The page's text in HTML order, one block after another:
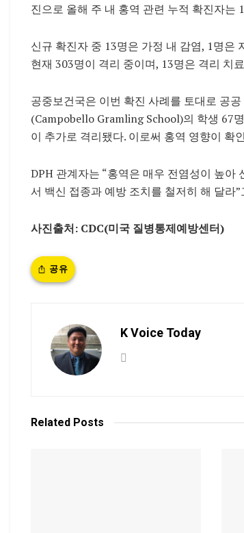
진으로 올해 주 내 홍역 관련 누적 확진자는
신규 확진자 중 13명은 가정 내 감염, 1명은
현재 303명이 격리 중이며, 13명은 격리 치
공중보건국은 이번 확진 사례를 토대로 공
(Campobello Gramling School)의 학생 67
이 추가로 격리됐다. 이로써 홍역 영향이 확
DPH 관계자는 “홍역은 매우 전염성이 높아
서 백신 접종과 예방 조치를 철저히 해 달라
사진출처: CDC(미국 질병통제예방센터)
공유
K Voice Today
Related Posts